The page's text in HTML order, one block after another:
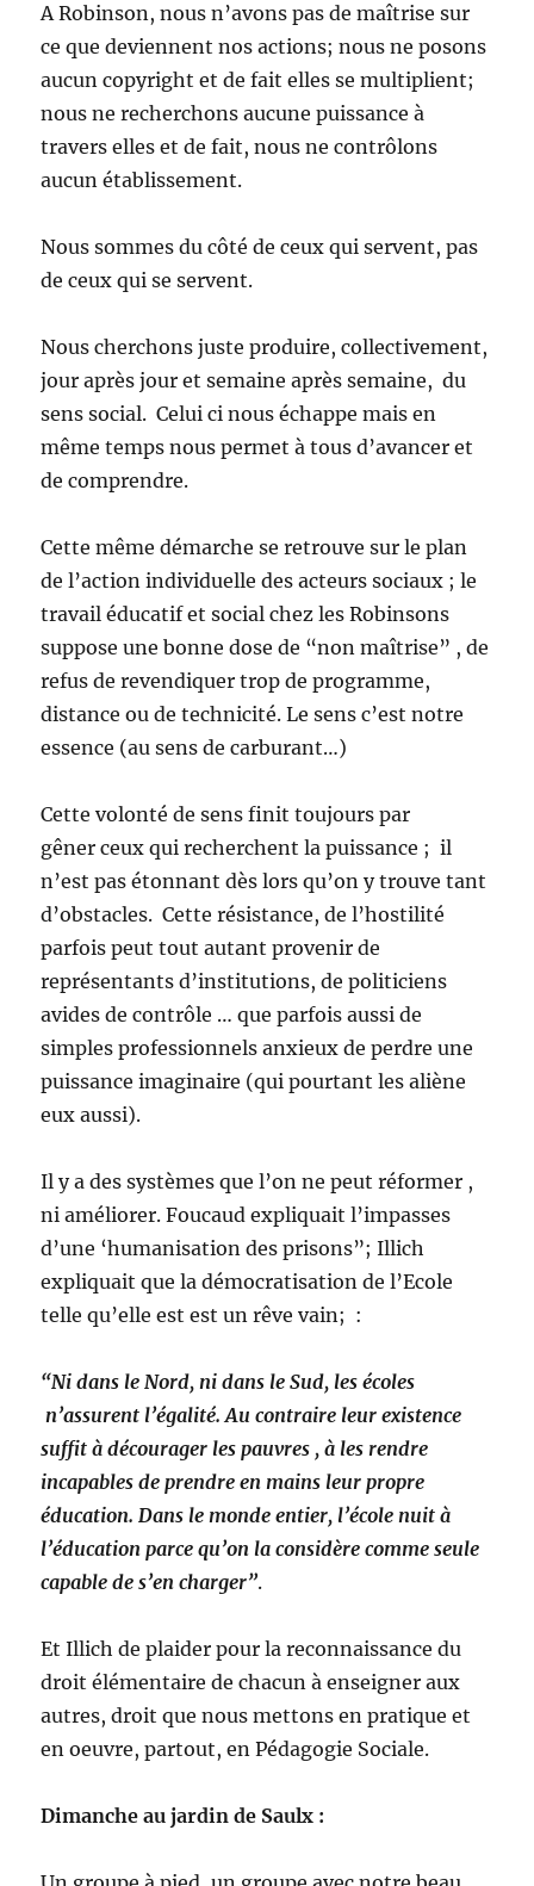
A Robinson, nous n’avons pas de maîtrise sur
ce que deviennent nos actions; nous ne posons
aucun copyright et de fait elles se multiplient;
nous ne recherchons aucune puissance à
travers elles et de fait, nous ne contrôlons
aucun établissement.
Nous sommes du côté de ceux qui servent, pas
de ceux qui se servent.
Nous cherchons juste produire, collectivement,
jour après jour et semaine après semaine, du
sens social. Celui ci nous échappe mais en
même temps nous permet à tous d’avancer et
de comprendre.
Cette même démarche se retrouve sur le plan
de l’action individuelle des acteurs sociaux ; le
travail éducatif et social chez les Robinsons
suppose une bonne dose de “non maîtrise” , de
refus de revendiquer trop de programme,
distance ou de technicité. Le sens c’est notre
essence (au sens de carburant…)
Cette volonté de sens finit toujours par
gêner ceux qui recherchent la puissance ; il
n’est pas étonnant dès lors qu’on y trouve tant
d’obstacles. Cette résistance, de l’hostilité
parfois peut tout autant provenir de
représentants d’institutions, de politiciens
avides de contrôle … que parfois aussi de
simples professionnels anxieux de perdre une
puissance imaginaire (qui pourtant les aliène
eux aussi).
Il y a des systèmes que l’on ne peut réformer ,
ni améliorer. Foucaud expliquait l’impasses
d’une ‘humanisation des prisons”; Illich
expliquait que la démocratisation de l’Ecole
telle qu’elle est est un rêve vain; :
“Ni dans le Nord, ni dans le Sud, les écoles
n’assurent l’égalité. Au contraire leur existence
suffit à décourager les pauvres , à les rendre
incapables de prendre en mains leur propre
éducation. Dans le monde entier, l’école nuit à
l’éducation parce qu’on la considère comme seule
capable de s’en charger”.
Et Illich de plaider pour la reconnaissance du
droit élémentaire de chacun à enseigner aux
autres, droit que nous mettons en pratique et
en oeuvre, partout, en Pédagogie Sociale.
Dimanche au jardin de Saulx :